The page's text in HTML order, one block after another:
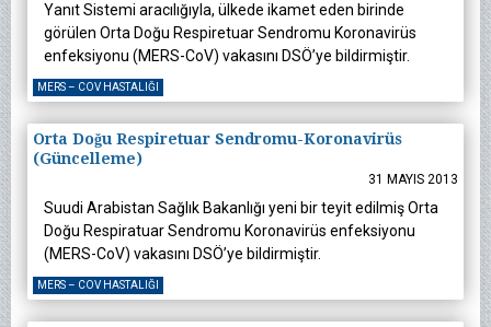
Yanıt Sistemi aracılığıyla, ülkede ikamet eden birinde
görülen Orta Doğu Respiretuar Sendromu Koronavirüs
enfeksiyonu (MERS-CoV) vakasını DSÖ’ye bildirmiştir.
MERS – COV HASTALIĞI
Orta Doğu Respiretuar Sendromu-Koronavirüs
(Güncelleme)
31 MAYIS 2013
Suudi Arabistan Sağlık Bakanlığı yeni bir teyit edilmiş Orta
Doğu Respiratuar Sendromu Koronavirüs enfeksiyonu
(MERS-CoV) vakasını DSÖ’ye bildirmiştir.
MERS – COV HASTALIĞI